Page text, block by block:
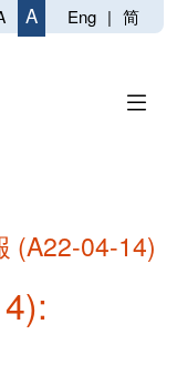
A Eng | 简
(A22-04-14)